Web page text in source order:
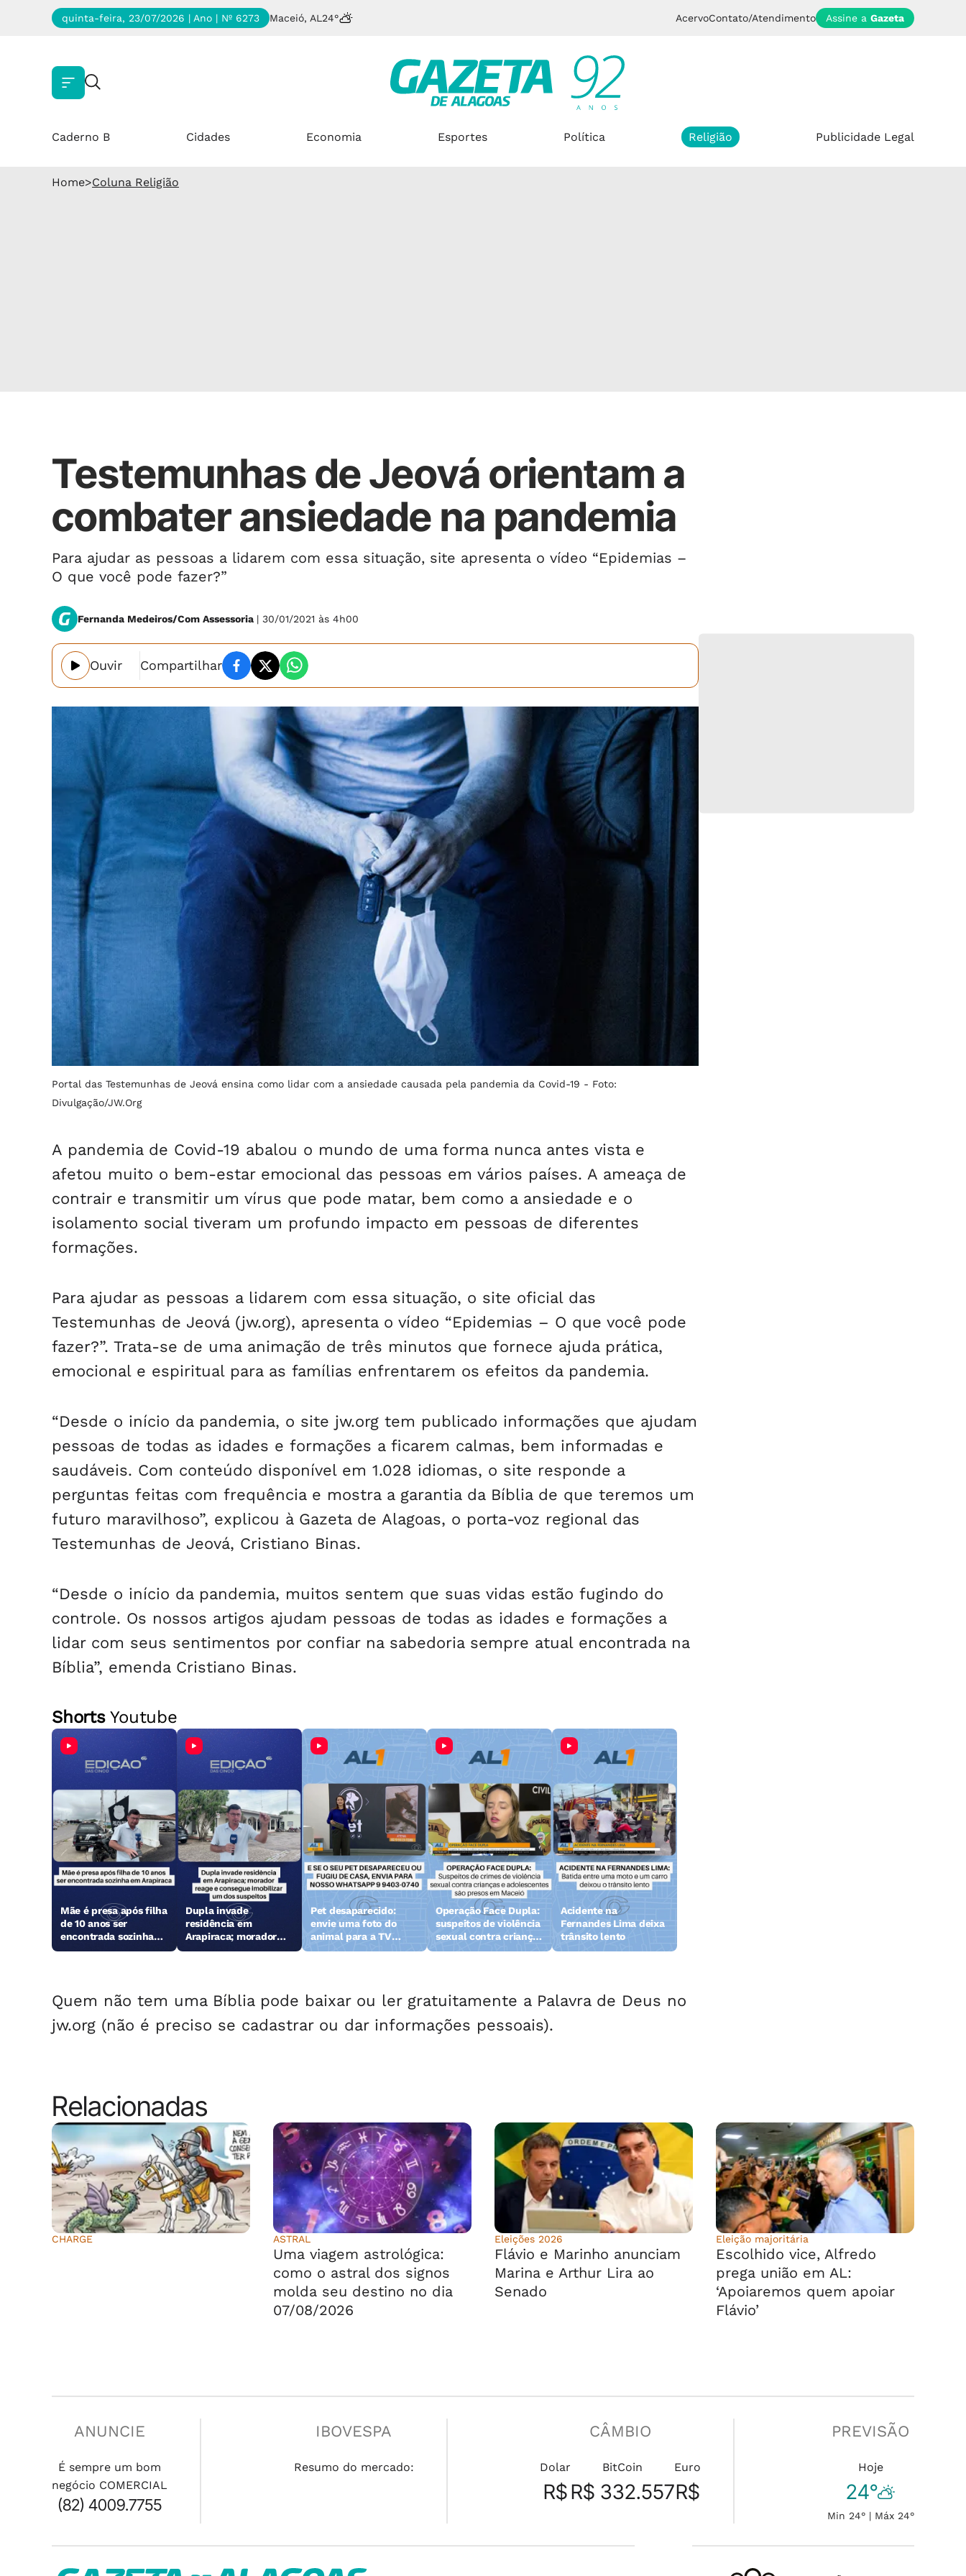
quinta-feira, 23/07/2026 | Ano | Nº 6273 Maceió, AL 24° AcervoContato/Atendimento Assine a Gazeta
Caderno B Cidades Economia Esportes Política Religião Publicidade Legal
Home>Coluna Religião
Testemunhas de Jeová orientam a
combater ansiedade na pandemia
Para ajudar as pessoas a lidarem com essa situação, site apresenta o vídeo “Epidemias –
O que você pode fazer?”
Fernanda Medeiros/Com Assessoria | 30/01/2021 às 4h00
Ouvir Compartilhar
Portal das Testemunhas de Jeová ensina como lidar com a ansiedade causada pela pandemia da Covid-19 - Foto:
Divulgação/JW.Org
A pandemia de Covid-19 abalou o mundo de uma forma nunca antes vista e
afetou muito o bem-estar emocional das pessoas em vários países. A ameaça de
contrair e transmitir um vírus que pode matar, bem como a ansiedade e o
isolamento social tiveram um profundo impacto em pessoas de diferentes
formações.
Para ajudar as pessoas a lidarem com essa situação, o site oficial das
Testemunhas de Jeová (jw.org), apresenta o vídeo “Epidemias – O que você pode
fazer?”. Trata-se de uma animação de três minutos que fornece ajuda prática,
emocional e espiritual para as famílias enfrentarem os efeitos da pandemia.
“Desde o início da pandemia, o site jw.org tem publicado informações que ajudam
pessoas de todas as idades e formações a ficarem calmas, bem informadas e
saudáveis. Com conteúdo disponível em 1.028 idiomas, o site responde a
perguntas feitas com frequência e mostra a garantia da Bíblia de que teremos um
futuro maravilhoso”, explicou à Gazeta de Alagoas, o porta-voz regional das
Testemunhas de Jeová, Cristiano Binas.
“Desde o início da pandemia, muitos sentem que suas vidas estão fugindo do
controle. Os nossos artigos ajudam pessoas de todas as idades e formações a
lidar com seus sentimentos por confiar na sabedoria sempre atual encontrada na
Bíblia”, emenda Cristiano Binas.
ShortsYoutube
Mãe é presa após filha
de 10 anos ser
encontrada sozinha
em Arapiraca
Dupla invade
residência em
Arapiraca; morador
reage e consegue
Pet desaparecido:
envie uma foto do
animal para a TV
Gazeta
Operação Face Dupla:
suspeitos de violência
sexual contra crianças
e adolescentes são
Acidente na
Fernandes Lima deixa
trânsito lento
Quem não tem uma Bíblia pode baixar ou ler gratuitamente a Palavra de Deus no
jw.org (não é preciso se cadastrar ou dar informações pessoais).
Relacionadas
CHARGE ASTRAL
Uma viagem astrológica:
como o astral dos signos
molda seu destino no dia
07/08/2026
Eleições 2026
Flávio e Marinho anunciam
Marina e Arthur Lira ao
Senado
Eleição majoritária
Escolhido vice, Alfredo
prega união em AL:
‘Apoiaremos quem apoiar
Flávio’
ANUNCIE
É sempre um bom
negócio COMERCIAL
(82) 4009.7755
IBOVESPA
Resumo do mercado:
CÂMBIO
Dolar
R$
BitCoin
R$ 332.557
Euro
R$
PREVISÃO
Hoje
24°
Min 24° | Máx 24°